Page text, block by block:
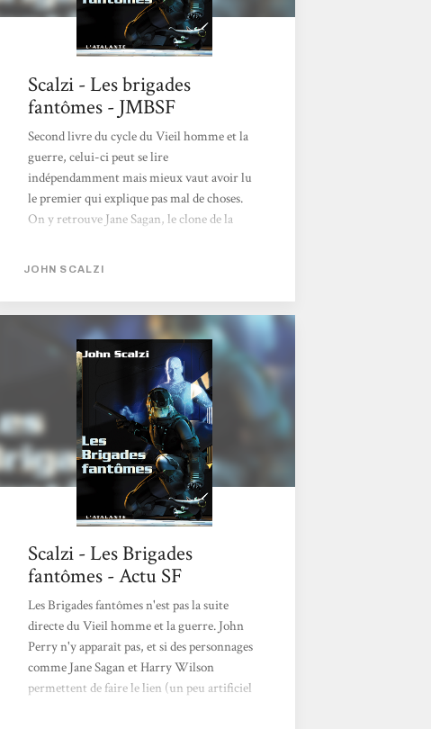
Scalzi - Les brigades
fantômes - JMBSF
Second livre du cycle du Vieil homme et la
guerre, celui-ci peut se lire
indépendamment mais mieux vaut avoir lu
le premier qui explique pas mal de choses.
On y retrouve Jane Sagan, le clone de la
principal, afin d’en apprendre plus sur lui. Le
problème que pose cet adversaire est qu’il est
impliqué dans un complot réunissant trois
races extraterrestres. Autant dire que
l’Union Coloniale est dans une situation très
délicate. Comme l’opus précédent, il s’agit...
JOHN SCALZI
Scalzi - Les Brigades
fantômes - Actu SF
Les Brigades fantômes n'est pas la suite
directe du Vieil homme et la guerre. John
Perry n'y apparaît pas, et si des personnages
comme Jane Sagan et Harry Wilson
permettent de faire le lien (un peu artificiel